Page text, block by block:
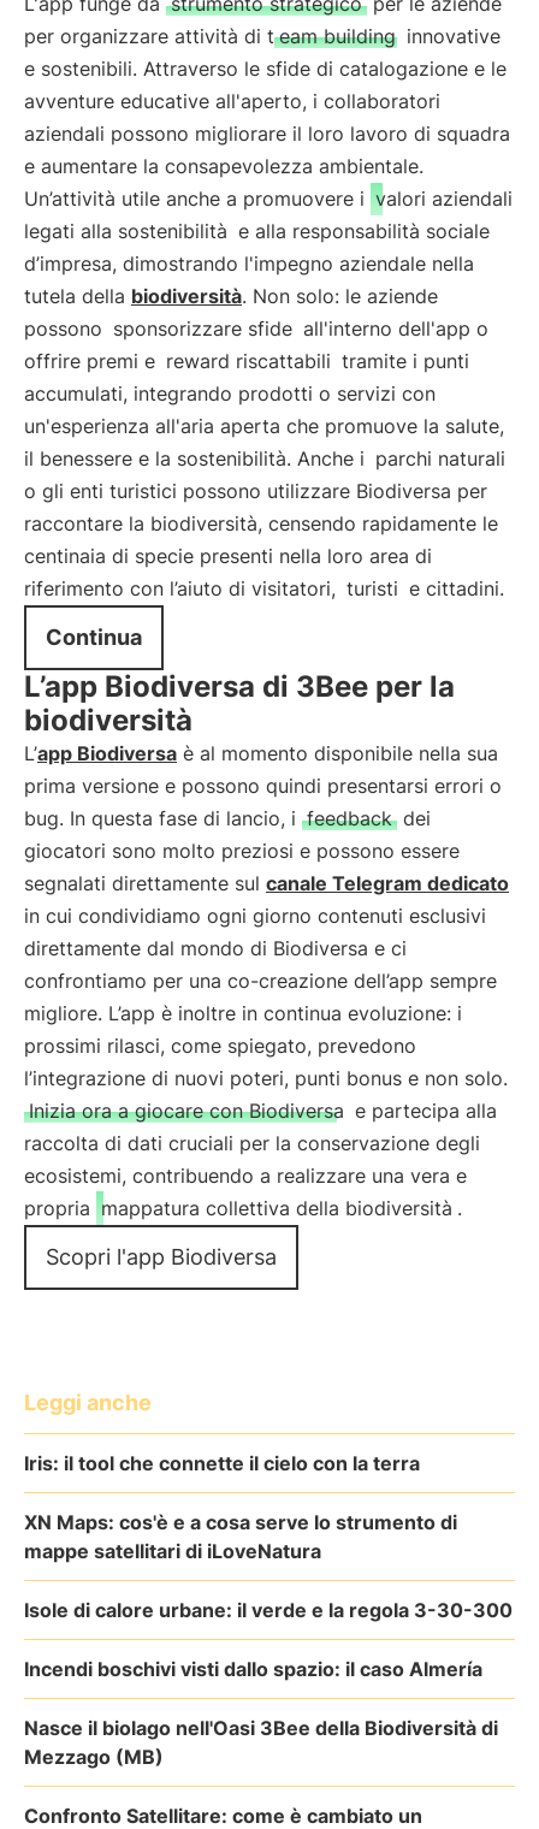
per organizzare attività di t eam building innovative
e sostenibili. Attraverso le sfide di catalogazione e le
avventure educative all'aperto, i collaboratori
aziendali possono migliorare il loro lavoro di squadra
e aumentare la consapevolezza ambientale.
Un’attività utile anche a promuovere i valori aziendali
legati alla sostenibilità e alla responsabilità sociale
d’impresa, dimostrando l'impegno aziendale nella
tutela della biodiversità. Non solo: le aziende
possono sponsorizzare sfide all'interno dell'app o
offrire premi e reward riscattabili tramite i punti
accumulati, integrando prodotti o servizi con
un'esperienza all'aria aperta che promuove la salute,
il benessere e la sostenibilità. Anche i parchi naturali
o gli enti turistici possono utilizzare Biodiversa per
raccontare la biodiversità, censendo rapidamente le
centinaia di specie presenti nella loro area di
riferimento con l’aiuto di visitatori, turisti e cittadini.
Continua
L’app Biodiversa di 3Bee per la
biodiversità
L’app Biodiversa è al momento disponibile nella sua
prima versione e possono quindi presentarsi errori o
bug. In questa fase di lancio, i feedback dei
giocatori sono molto preziosi e possono essere
segnalati direttamente sul canale Telegram dedicato
in cui condividiamo ogni giorno contenuti esclusivi
direttamente dal mondo di Biodiversa e ci
confrontiamo per una co-creazione dell’app sempre
migliore. L’app è inoltre in continua evoluzione: i
prossimi rilasci, come spiegato, prevedono
l’integrazione di nuovi poteri, punti bonus e non solo.
Inizia ora a giocare con Biodiversa e partecipa alla
raccolta di dati cruciali per la conservazione degli
ecosistemi, contribuendo a realizzare una vera e
propria mappatura collettiva della biodiversità .
Scopri l'app Biodiversa
Leggi anche
Iris: il tool che connette il cielo con la terra
XN Maps: cos'è e a cosa serve lo strumento di
mappe satellitari di iLoveNatura
Isole di calore urbane: il verde e la regola 3-30-300
Incendi boschivi visti dallo spazio: il caso Almería
Nasce il biolago nell'Oasi 3Bee della Biodiversità di
Mezzago (MB)
Confronto Satellitare: come è cambiato un